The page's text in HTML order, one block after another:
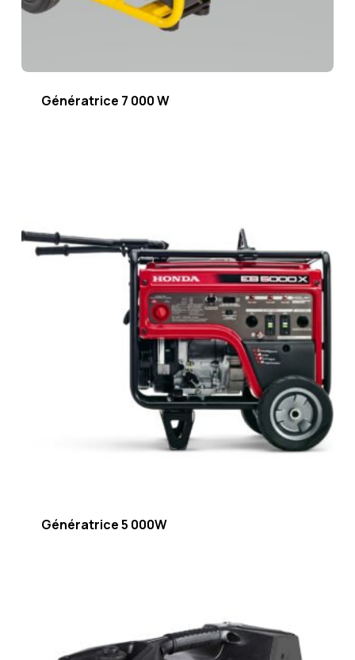
Génératrice 7 000 W
Génératrice 5 000W